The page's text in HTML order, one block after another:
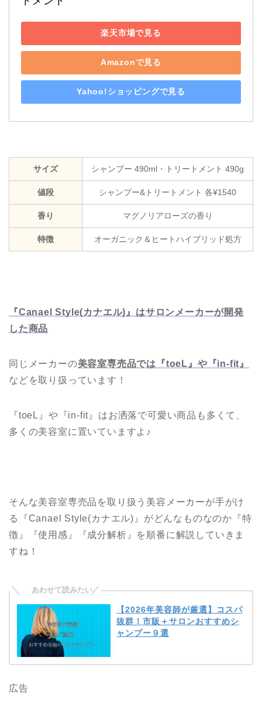
楽天市場で見る
Amazonで見る
Yahoo!ショッピングで見る
サイズ シャンプー 490ml・トリートメント 490g
値段 シャンプー&トリートメント 各¥1540
香り マグノリアローズの香り
特徴 オーガニック＆ヒートハイブリッド処方
『Canael Style(カナエル)』はサロンメーカーが開発
した商品
同じメーカーの美容室専売品では『toeL』や『in-fit』
などを取り扱っています！
『toeL』や『in-fit』はお洒落で可愛い商品も多くて、
多くの美容室に置いていますよ♪
そんな美容室専売品を取り扱う美容メーカーが手がけ
る『Canael Style(カナエル)』がどんなものなのか『特
徴』『使用感』『成分解析』を順番に解説していきま
すね！
【2026年美容師が厳選】コスパ
抜群！市販＋サロンおすすめシ
ャンプー９選
広告